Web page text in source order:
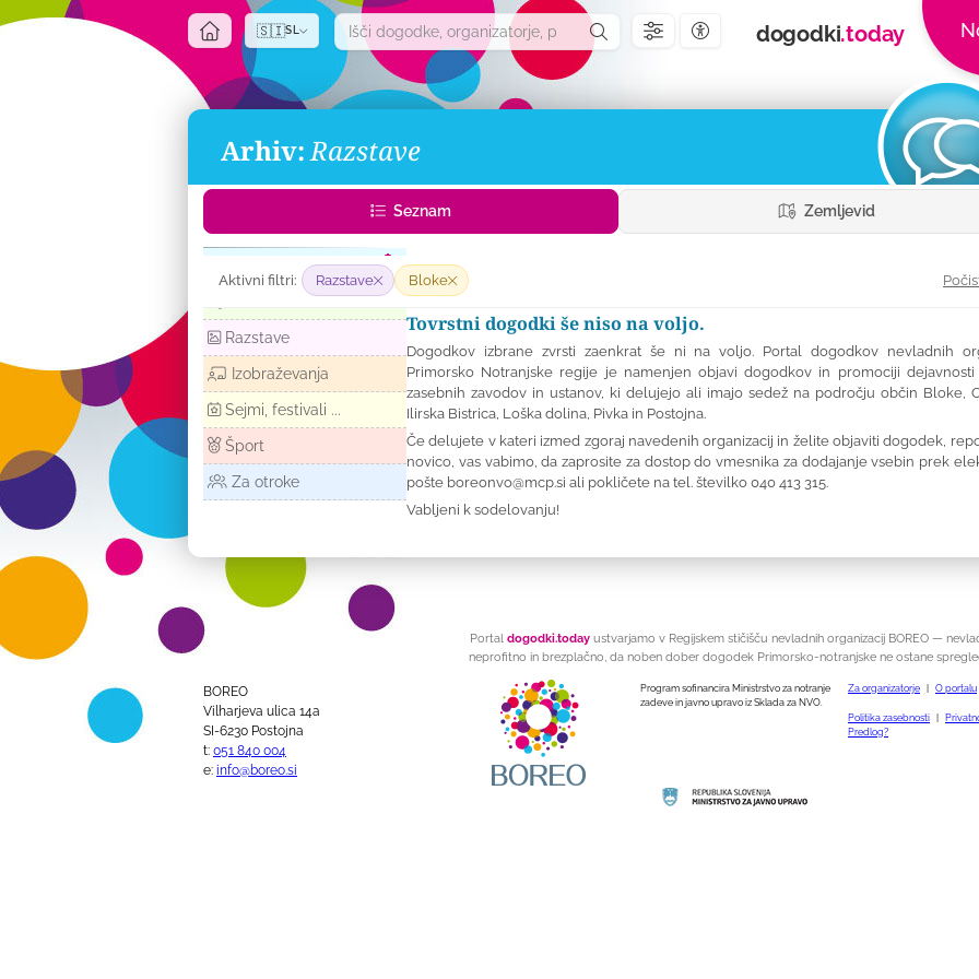
🇸🇮SL
Nastavitve dostopnosti
dogodki.today
Arhiv:Razstave
Seznam Zemljevid
Razstave
Izobraževanja
Sejmi, festivali ...
Šport
Za otroke
Aktivni filtri: Razstave Bloke
Tovrstni dogodki še niso na voljo.
Dogodkov izbrane zvrsti zaenkrat še ni na voljo. Portal dogodkov nevladnih
Primorsko Notranjske regije je namenjen objavi dogodkov in promociji dejavnosti
zasebnih zavodov in ustanov, ki delujejo ali imajo sedež na področju občin Bloke,
Ilirska Bistrica, Loška dolina, Pivka in Postojna.
Če delujete v kateri izmed zgoraj navedenih organizacij in želite objaviti dogodek,
novico, vas vabimo, da zaprosite za dostop do vmesnika za dodajanje vsebin prek
pošte boreonvo@mcp.si ali pokličete na tel. številko 040 413 315.
Vabljeni k sodelovanju!
Portal dogodki.todayustvarjamo v Regijskem stičišču nevladnih organizacij BOREO —
neprofitno in brezplačno, da noben dober dogodek Primorsko-notranjske ne ostane
BOREO
Vilharjeva ulica 14a
SI-6230 Postojna
t: 051 840 004
e: info@boreo.si
Program sofinancira Ministrstvo za notranje
zadeve in javno upravo iz Sklada za NVO.
Za organizatorje O portalu
Politika zasebnosti
Predlog?